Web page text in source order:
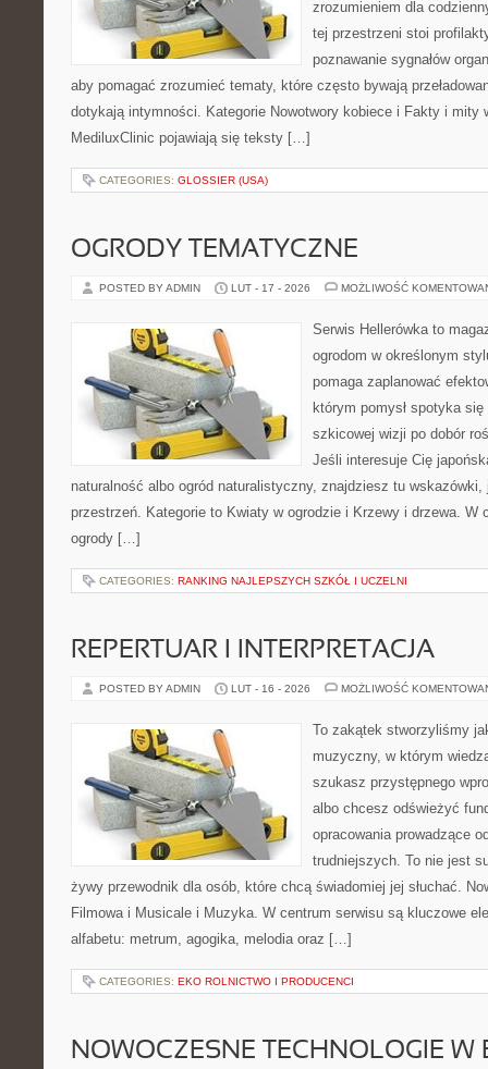
zrozumieniem dla
tej przestrzeni stoi
poznawanie sygnałów
aby pomagać zrozumieć tematy, które często bywają
dotykają intymności. Kategorie Nowotwory kobiece i Fakty i mity
MediluxClinic pojawiają się teksty […]
CATEGORIES: GLOSSIER (USA)
OGRODY TEMATYCZNE
POSTED BY ADMIN LUT - 17 - 2026 MOŻLIWOŚĆ
Serwis Hellerówka to
ogrodom w określonym
pomaga zaplanować
którym pomysł spotyka
szkicowej wizji po dobór
Jeśli interesuje Cię
naturalność albo ogród naturalistyczny, znajdziesz tu wskazówki,
przestrzeń. Kategorie to Kwiaty w ogrodzie i Krzewy i drzewa. W
ogrody […]
CATEGORIES: RANKING NAJLEPSZYCH SZKÓŁ I UCZELNI
REPERTUAR I INTERPRETACJA
POSTED BY ADMIN LUT - 16 - 2026 MOŻLIWOŚĆ
To zakątek stworzyliśmy
muzyczny, w którym
szukasz przystępnego
albo chcesz odświeżyć
opracowania prowadzące
trudniejszych. To nie jest
żywy przewodnik dla osób, które chcą świadomiej jej słuchać.
Filmowa i Musicale i Muzyka. W centrum serwisu są kluczowe
alfabetu: metrum, agogika, melodia oraz […]
CATEGORIES: EKO ROLNICTWO I PRODUCENCI
NOWOCZESNE TECHNOLOGIE W